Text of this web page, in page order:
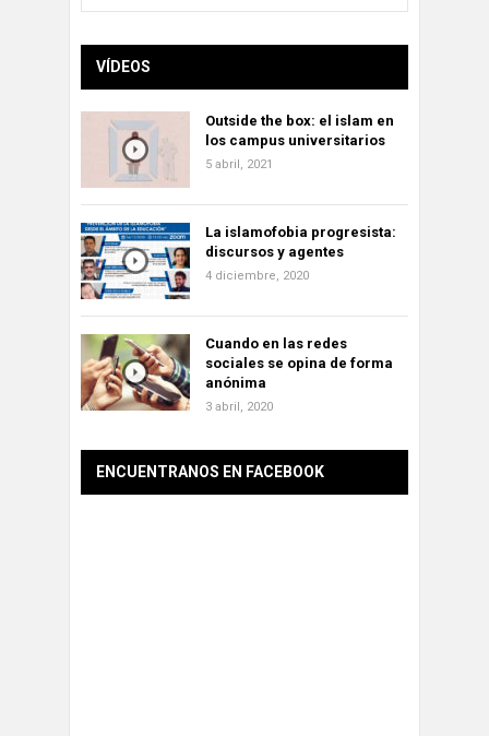
VÍDEOS
Outside the box: el islam en
los campus universitarios
5 abril, 2021
La islamofobia progresista:
discursos y agentes
4 diciembre, 2020
Cuando en las redes
sociales se opina de forma
anónima
3 abril, 2020
ENCUENTRANOS EN FACEBOOK